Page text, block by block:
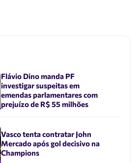
Flávio Dino manda PF
investigar suspeitas em
emendas parlamentares com
prejuízo de R$ 55 milhões
Vasco tenta contratar John
Mercado após gol decisivo na
Champions